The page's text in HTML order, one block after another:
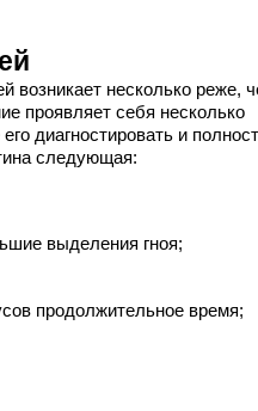
возникает несколько реже,
проявляет себя несколько
диагностировать и
следующая:
выделения гноя;
продолжительное время;